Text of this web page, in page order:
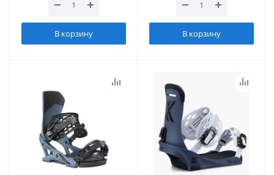
В корзину В корзину